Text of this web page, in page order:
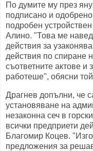
По думите му през
подписано и
подробен
Алино. "Това ме
действия за
действия по спиране
съответните актове и
работеше", обясни
Драгнев допълни, че
установяване на
незаконна сеч в
всички предприети
Благомир Коцев.
предложения за